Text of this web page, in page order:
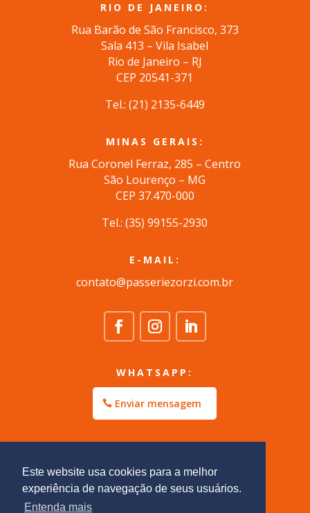
Este website usa cookies para a melhor
experiência de navegação de seus usuários.
Entenda mais
RIO DE JANEIRO:
Rua Barão de São Francisco, 373
Sala 413 – Vila Isabel
Rio de Janeiro – RJ
CEP 20541-371
Tel.: (21) 2135-6449
MINAS GERAIS:
Rua Coronel Ferraz, 285 – Centro
São Lourenço – MG
CEP 37.470-000
Tel.: (35) 99155-2930
E-MAIL:
contato@passeriezorzi.com.br
WHATSAPP:
Enviar mensagem